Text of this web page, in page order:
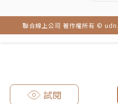
試閱
聯合線上公司 著作權所有 ©